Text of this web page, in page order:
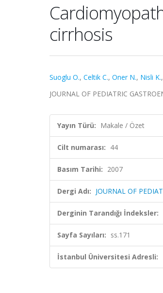
cirrhosis
Suoglu O., Celtik C., Oner N., Nisli K.,
JOURNAL OF PEDIATRIC
Yayın Türü: Makale / Özet
Cilt numarası: 44
Basım Tarihi: 2007
Dergi Adı: JOURNAL OF
Derginin Tarandığı İndeksler:
Sayfa Sayıları: ss.171
İstanbul Üniversitesi Adresli: